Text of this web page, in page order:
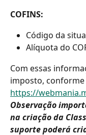
COFINS:
Código da
Alíquota do
Com essas
imposto,
https://
Observação
na criação da
suporte poderá